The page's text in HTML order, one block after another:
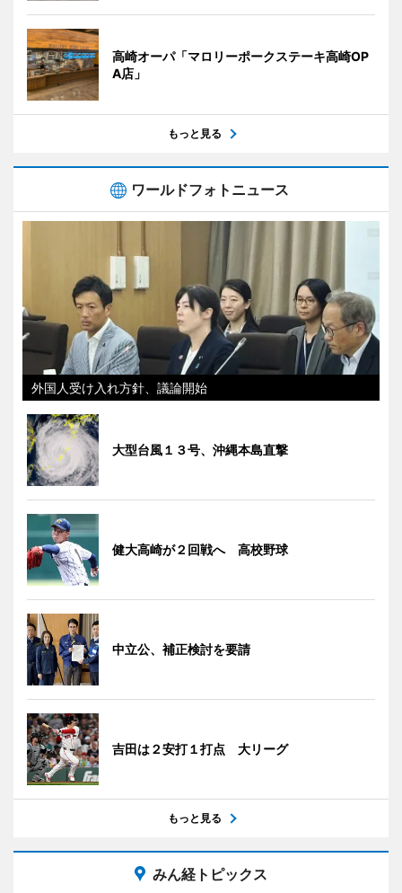
高崎オーパ「マロリーポークステーキ高崎OP
A店」
もっと見る
ワールドフォトニュース
外国人受け入れ方針、議論開始
大型台風１３号、沖縄本島直撃
健大高崎が２回戦へ 高校野球
中立公、補正検討を要請
吉田は２安打１打点 大リーグ
もっと見る
みん経トピックス